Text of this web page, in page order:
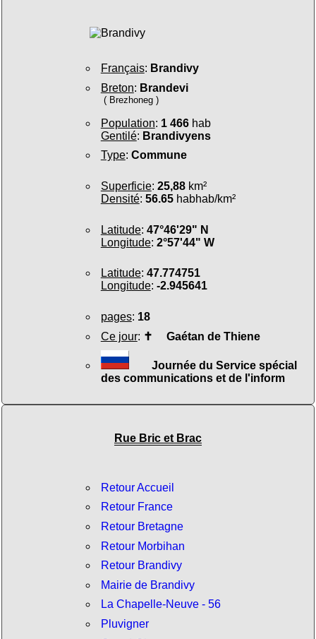
Français: Brandivy
Breton: Brandevi
( Brezhoneg )
Population: 1 466hab
Gentilé: Brandivyens
Type: Commune
Superficie: 25,88km²
Densité: 56.65habhab/km²
Latitude: 47°46'29" N
Longitude: 2°57'44" W
Latitude: 47.774751
Longitude: -2.945641
pages: 18
Ce jour: ✝ Gaétan de Thiene
Journée du Service spécial
des communications et de l'inform
Rue Bric et Brac
Retour Accueil
Retour France
Retour Bretagne
Retour Morbihan
Retour Brandivy
Mairie de Brandivy
La Chapelle-Neuve - 56
Pluvigner